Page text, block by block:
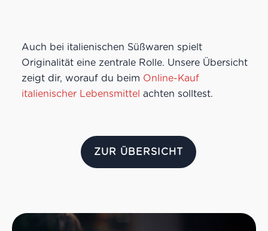
Auch bei italienischen Süßwaren spielt
Originalität eine zentrale Rolle. Unsere Übersicht
zeigt dir, worauf du beim Online-Kauf
italienischer Lebensmittel achten solltest.
ZUR ÜBERSICHT